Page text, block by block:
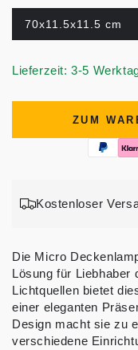
70x11.5x11.5 cm
Lieferzeit: 3-5
ZUM
Kostenloser
Die Micro
Lösung für
Lichtquellen bietet
einer eleganten
Design macht sie zu
verschiedene